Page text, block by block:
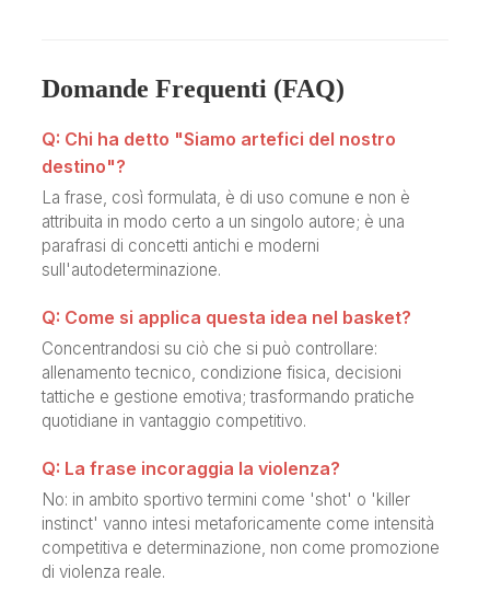
Domande Frequenti (FAQ)
Q: Chi ha detto "Siamo artefici del nostro
destino"?
La frase, così formulata, è di uso comune e non è
attribuita in modo certo a un singolo autore; è una
parafrasi di concetti antichi e moderni
sull'autodeterminazione.
Q: Come si applica questa idea nel basket?
Concentrandosi su ciò che si può controllare:
allenamento tecnico, condizione fisica, decisioni
tattiche e gestione emotiva; trasformando pratiche
quotidiane in vantaggio competitivo.
Q: La frase incoraggia la violenza?
No: in ambito sportivo termini come 'shot' o 'killer
instinct' vanno intesi metaforicamente come intensità
competitiva e determinazione, non come promozione
di violenza reale.